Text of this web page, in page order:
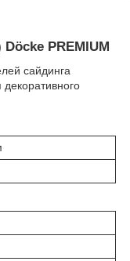
PREMIUM
сайдинга